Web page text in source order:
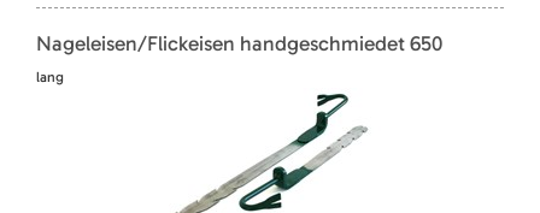
Nageleisen/Flickeisen handgeschmiedet 650
lang